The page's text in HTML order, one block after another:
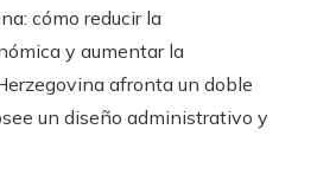
cómo reducir la
y aumentar la
afronta un doble
un diseño administrativo y